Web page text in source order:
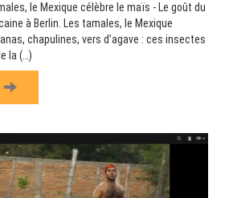
le Mexique célèbre le maïs - Le goût du
à Berlin. Les tamales, le Mexique
chapulines, vers d’agave : ces insectes
la (…)